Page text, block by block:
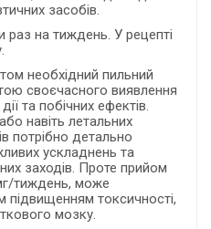
засобів.
раз на тиждень. У рецепті
необхідний пильний
своєчасного виявлення
та побічних ефектів.
навіть летальних
потрібно детально
ускладнень та
заходів. Проте прийом
тиждень, може
токсичності,
мозку.